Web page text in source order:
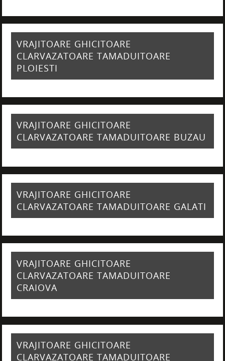
VRAJITOARE GHICITOARE
CLARVAZATOARE TAMADUITOARE
PLOIESTI
VRAJITOARE GHICITOARE
CLARVAZATOARE TAMADUITOARE BUZAU
VRAJITOARE GHICITOARE
CLARVAZATOARE TAMADUITOARE GALATI
VRAJITOARE GHICITOARE
CLARVAZATOARE TAMADUITOARE
CRAIOVA
VRAJITOARE GHICITOARE
CLARVAZATOARE TAMADUITOARE